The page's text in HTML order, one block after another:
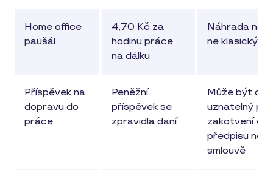
Home office
paušál
4,70 Kč za
hodinu práce
na dálku
Náhrada
ne klasický
Příspěvek na
dopravu do
práce
Peněžní
příspěvek se
zpravidla daní
Může být
uznatelný při
zakotvení v
předpisu
smlouvě